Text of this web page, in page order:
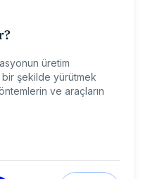
üretim
şekilde yürütmek
ve araçların